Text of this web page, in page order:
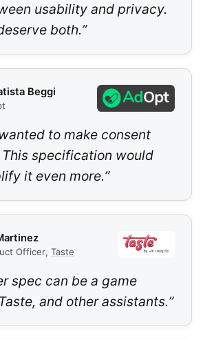
both.”
Beggi
to make consent
specification would
it even more.”
Officer, Taste
spec can be a game
and other assistants.”